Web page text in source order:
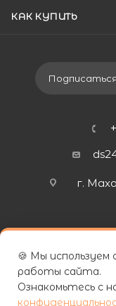
КАК КУПИТЬ
г.
🍪 Мы используем
работы сайта.
Ознакомьтесь с